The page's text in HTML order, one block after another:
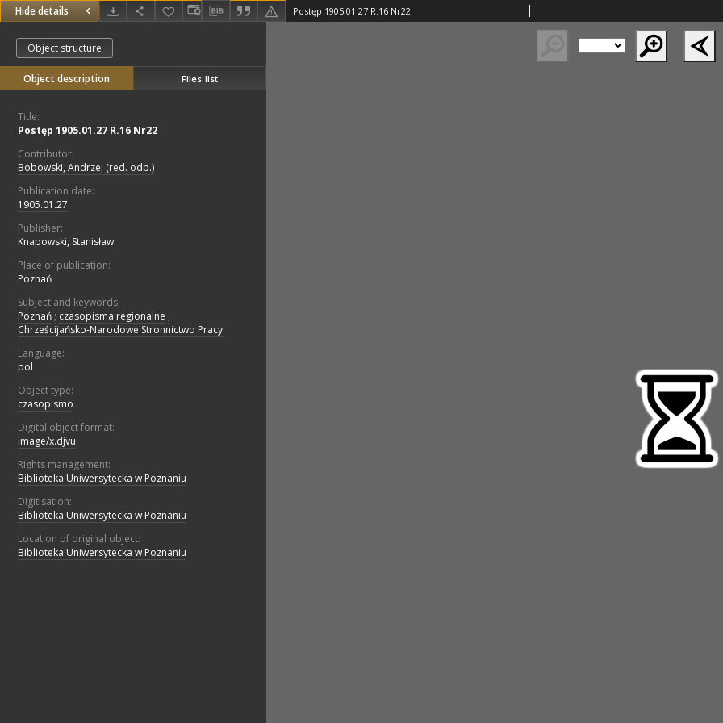
Hide details Postęp 1905.01.27 R.16 Nr22
Object structure
Object description Files list
Title:
Postęp 1905.01.27 R.16 Nr22
Contributor:
Bobowski, Andrzej (red. odp.)
Publication date:
1905.01.27
Publisher:
Knapowski, Stanisław
Place of publication:
Poznań
Subject and keywords:
Poznań ; czasopisma regionalne ;
Chrześcijańsko-Narodowe Stronnictwo Pracy
Language:
pol
Object type:
czasopismo
Digital object format:
image/x.djvu
Rights management:
Biblioteka Uniwersytecka w Poznaniu
Digitisation:
Biblioteka Uniwersytecka w Poznaniu
Location of original object:
Biblioteka Uniwersytecka w Poznaniu